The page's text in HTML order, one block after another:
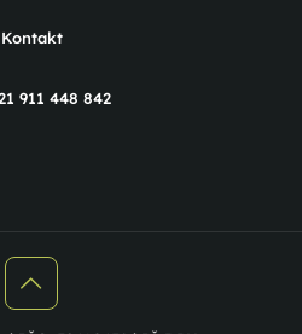
Kontakt
911 448 842